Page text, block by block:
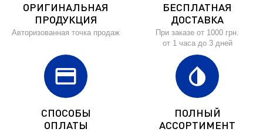
ОРИГИНАЛЬНАЯ
ПРОДУКЦИЯ
Авторизованная точка продаж
БЕСПЛАТНАЯ
ДОСТАВКА
При заказе от 1000 грн.
от 1 часа до 3 дней
credit_card
СПОСОБЫ
ОПЛАТЫ
invert_colors
ПОЛНЫЙ
АССОРТИМЕНТ